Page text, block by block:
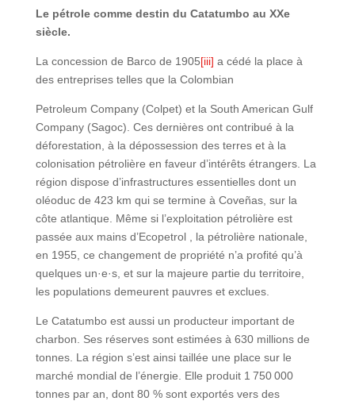
Le pétrole comme destin du Catatumbo au XXe
siècle.
La concession de Barco de 1905[iii] a cédé la place à
des entreprises telles que la Colombian
Petroleum Company (Colpet) et la South American Gulf
Company (Sagoc). Ces dernières ont contribué à la
déforestation, à la dépossession des terres et à la
colonisation pétrolière en faveur d’intérêts étrangers. La
région dispose d’infrastructures essentielles dont un
oléoduc de 423 km qui se termine à Coveñas, sur la
côte atlantique. Même si l’exploitation pétrolière est
passée aux mains d’Ecopetrol , la pétrolière nationale,
en 1955, ce changement de propriété n’a profité qu’à
quelques un·e·s, et sur la majeure partie du territoire,
les populations demeurent pauvres et exclues.
Le Catatumbo est aussi un producteur important de
charbon. Ses réserves sont estimées à 630 millions de
tonnes. La région s’est ainsi taillée une place sur le
marché mondial de l’énergie. Elle produit 1 750 000
tonnes par an, dont 80 % sont exportés vers des